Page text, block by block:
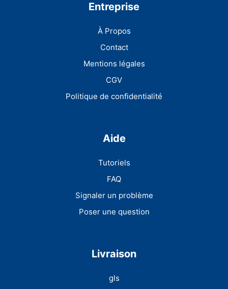
Entreprise
À Propos
Contact
Mentions légales
CGV
Politique de confidentialité
Aide
Tutoriels
FAQ
Signaler un problème
Poser une question
Livraison
gls